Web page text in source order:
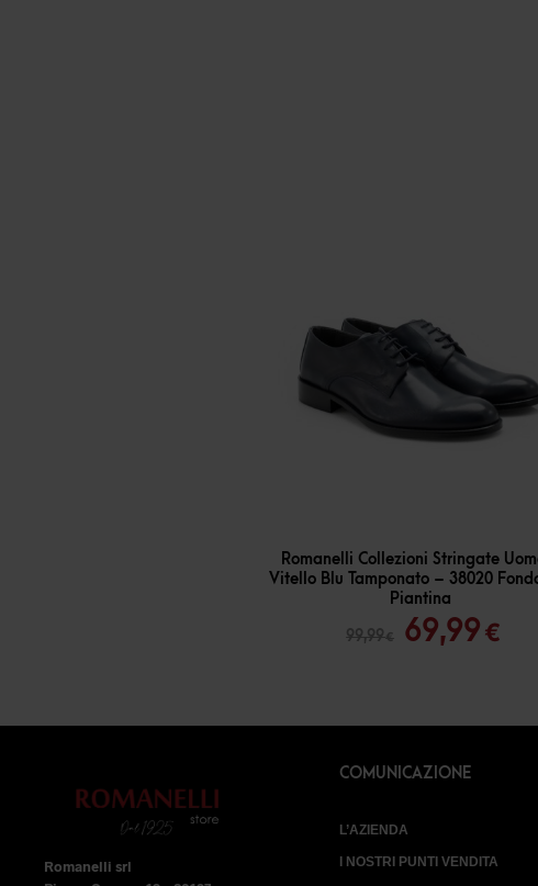
-30
Romanelli Collezioni Stringate
Vitello Blu Tamponato – 38020
Piantina
99,99€
Il
era:
99,99 €.
69,99€Il
è:
Romanelli srl
COMUNICAZIONE
L’AZIENDA
I NOSTRI PUNTI VENDITA